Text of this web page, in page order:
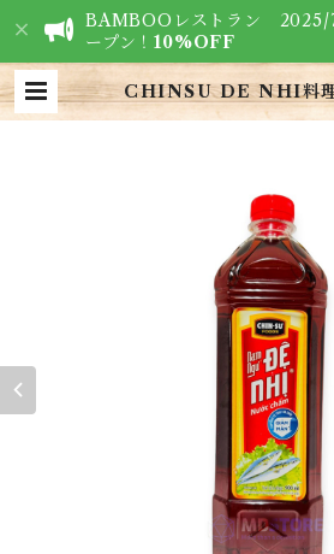
BAMBOOレストラン 2025/
ープン！10%OFF
CHINSU DE NHI料理
ニー魚醤1本 |